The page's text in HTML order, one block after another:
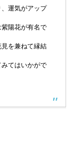
運気がアップ
陽花が有名で
を兼ねて縁結
てはいかがで